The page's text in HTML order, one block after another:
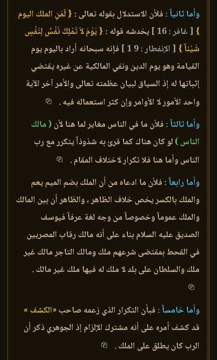
وأما ثانياً : فلأن الاستدلال بقوله تعالى : { لّمَنِ الملك اليوم
} [ غافر : 16 ] يخدشه قوله : { يَوْمَ لاَ تَمْلِكُ نَفْسٌ لِنَفْسٍ
شَيْئاً } [ الإنفطار : 9 1 ]
فإنه سبحانه أراد باليوم يوم
القيامة وهو يوم الدين ونفي المالكية عن غيره يقتضي
إثباتها له إذ السياق لبيان عظمته تعالى والأمر آخر الآية
واحد الأمور لا الأوامر وإن كثر استعماله فيه .
وأما ثالثاً : فلأن ما في الناس مغاير لما هنا لأن ( مالك
الناس ) لو كان هناك كما قرئ به شذوذاً يتكرر مع رب
الناس وأما هنا فلا تكرار لاختلاف المقام .
وأما رابعاً : فلأن ما ادعاه من أن الملك بضم الميم يعم
والملك بالكسر يخص خلاف الظاهر ، والظاهر أن بين المالك
والملك عموماً وخصوصاً من وجه لغة عرفاً فيوسف
الصديق عليه السلام بناء على أنه مالك رقاب المصريين
في القحط بمقتضى شرعهم ملك ومالك التاجر مالك غير
ملك والسلطان على بلد لا ملك له فيها ملك غير مالك .
وأما خامساً : فبأن التكرار الذي زعمه صاحب «الكشف »
قد كشف أمره على أنه مشترك الإلزام إذ الجوهري ذكر أن
الرب كان يطلق على الملك .